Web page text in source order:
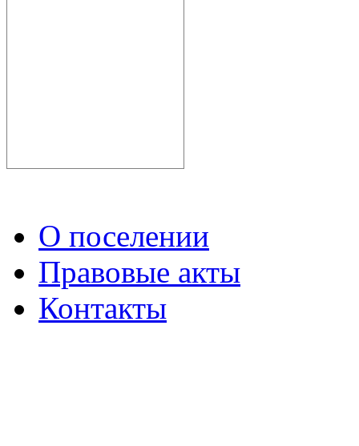
О поселении
Правовые акты
Контакты